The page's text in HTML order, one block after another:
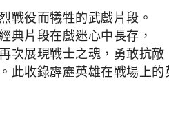
戰役而犧牲的武戲片段。
典片段在戲迷心中長存，
次展現戰士之魂，勇敢抗敵
收錄霹靂英雄在戰場上的